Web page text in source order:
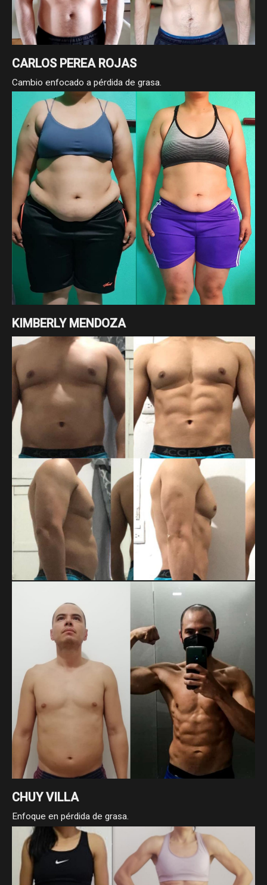
CARLOS PEREA ROJAS
Cambio enfocado a pérdida de grasa.
KIMBERLY MENDOZA
Cambio enfocado a pérdida de grasa
Cambio enfocado a pérdida de grasa.
CHUY VILLA
Enfoque en pérdida de grasa.